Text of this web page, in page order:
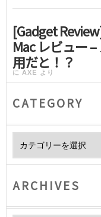
[Gadget
Mac レビュー
用だと！？
に AXE より
CATEGORY
ARCHIVES